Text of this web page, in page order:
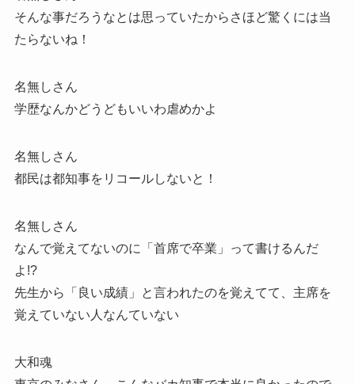
そんな事だろうなとは思っていたからさほど驚くには当
たらないね！
名無しさん
学歴なんかどうどもいいわ虐めかよ
名無しさん
都民は都知事をリコールしないと！
名無しさん
なんで覚えてないのに「首席で卒業」って書けるんだ
よ!?
先生から「良い成績」と言われたのを覚えてて、主席を
覚えていない人なんていない
大和魂